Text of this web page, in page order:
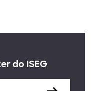
do ISEG